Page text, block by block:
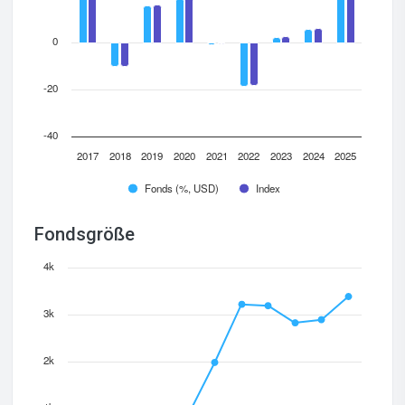
Fonds (%, USD) Index
2017 2018 2019 2020 2021 2022 2023 2024 2025
-40
-20
0
Fondsgröße
2k
3k
4k